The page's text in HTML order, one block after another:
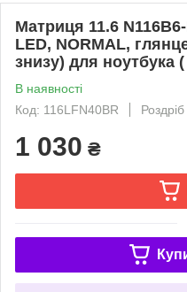
Матриця 11.6
LED, NORMAL,
знизу) для ноутбука (
В наявності
Код: 116LFN40BR
Роздріб
1 030 ₴